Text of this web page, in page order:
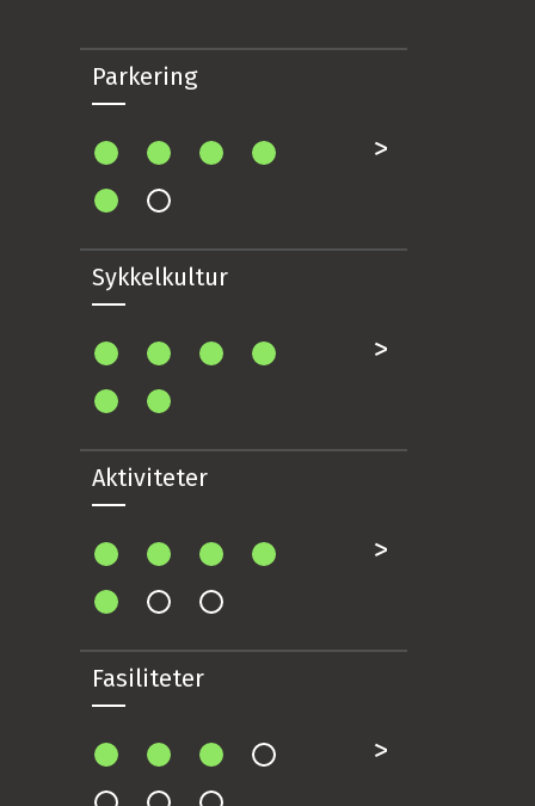
Parkering
Sykkelkultur
Aktiviteter
Fasiliteter